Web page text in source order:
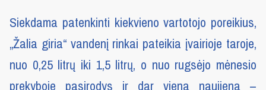
Siekdama patenkinti kiekvieno vartotojo poreikius,
„Žalia giria“ vandenį rinkai pateikia įvairioje taroje,
nuo 0,25 litrų iki 1,5 litrų, o nuo rugsėjo mėnesio